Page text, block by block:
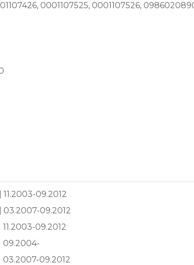
0001107525, 0001107526,
11.2003-09.2012
03.2007-09.2012
11.2003-09.2012
09.2004-
03.2007-09.2012